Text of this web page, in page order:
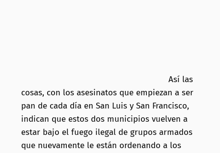
Así las
cosas, con los asesinatos que empiezan a ser
pan de cada día en San Luis y San Francisco,
indican que estos dos municipios vuelven a
estar bajo el fuego ilegal de grupos armados
que nuevamente le están ordenando a los